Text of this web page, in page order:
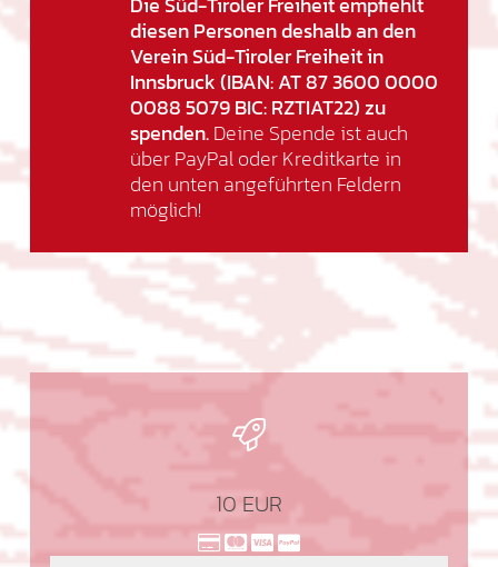
diesen Personen deshalb an den
Verein Süd-Tiroler Freiheit in
Innsbruck (IBAN: AT 87 3600 0000
0088 5079 BIC: RZTIAT22) zu
spenden.Deine Spende ist auch
über PayPal oder Kreditkarte in
den unten angeführten Feldern
möglich!
10 EUR